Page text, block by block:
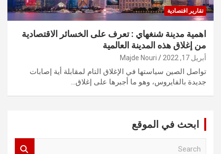
تقارير اقتصادية
اهمية مدينة شنغهاي : تعرف على الخسائر الاقتصادية
من إغلاق هذه المدينة العالمية
أبريل 17, 2022 Majde Nouri
تواصل الصين سياستها في الإغلاق التام لمقابلة أية إصابات
جديدة بالفايروس، وهو ما أجبرها على إغلاق…
ابحث في الموقع